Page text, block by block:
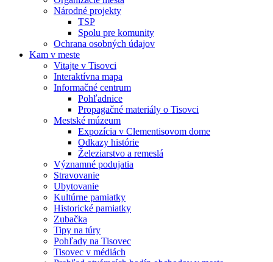
Národné projekty
TSP
Spolu pre komunity
Ochrana osobných údajov
Kam v meste
Vitajte v Tisovci
Interaktívna mapa
Informačné centrum
Pohľadnice
Propagačné materiály o Tisovci
Mestské múzeum
Expozícia v Clementisovom dome
Odkazy histórie
Železiarstvo a remeslá
Významné podujatia
Stravovanie
Ubytovanie
Kultúrne pamiatky
Historické pamiatky
Zubačka
Tipy na túry
Pohľady na Tisovec
Tisovec v médiách